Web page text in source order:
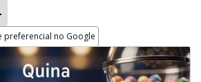
preferencial no Google